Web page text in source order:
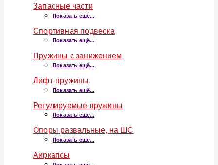
Запасные части
Показать ещё...
Спортивная подвеска
Показать ещё...
Пружины с занижением
Показать ещё...
Лифт-пружины
Показать ещё...
Регулируемые пружины
Показать ещё...
Опоры развальные, на ШС
Показать ещё...
Аиркапсы